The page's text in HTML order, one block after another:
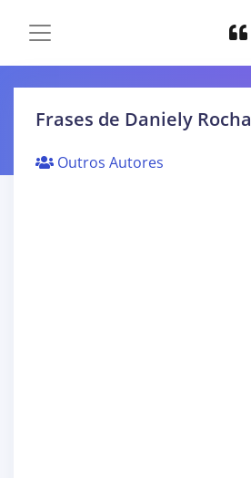
Frases de Daniely Rocha
Outros Autores